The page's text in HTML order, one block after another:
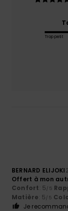
Trop petit
BERNARD ELIJOKI
Offert à mon
Confort: 5/5
Matière: 5/5
Je